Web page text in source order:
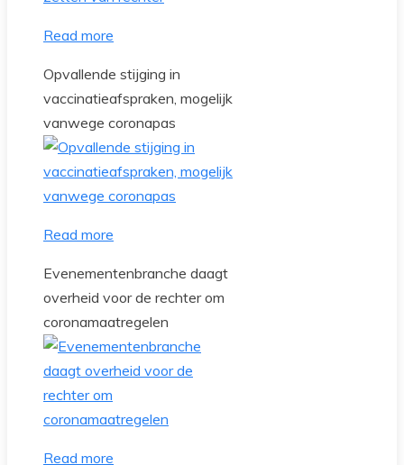
Read more
Opvallende stijging in
vaccinatieafspraken, mogelijk
vanwege coronapas
Read more
Evenementenbranche daagt
overheid voor de rechter om
coronamaatregelen
Read more